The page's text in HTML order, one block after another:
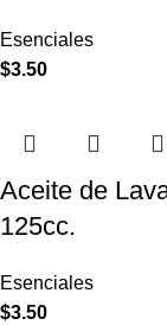
Esenciales
$3.50
Aceite de
125cc.
Esenciales
$3.50